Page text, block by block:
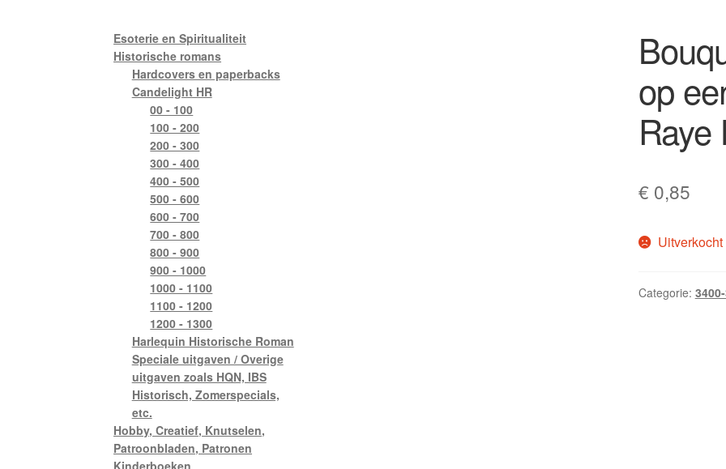
op
Raye
€ 0,85
Uitverkocht
Categorie:
Esoterie en Spiritualiteit
Historische romans
Hardcovers en paperbacks
Candelight HR
00 - 100
100 - 200
200 - 300
300 - 400
400 - 500
500 - 600
600 - 700
700 - 800
800 - 900
900 - 1000
1000 - 1100
1100 - 1200
1200 - 1300
Harlequin Historische Roman
Speciale uitgaven / Overige
uitgaven zoals HQN, IBS
Historisch, Zomerspecials,
etc.
Hobby, Creatief, Knutselen,
Patroonbladen, Patronen
Kinderboeken